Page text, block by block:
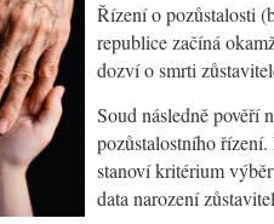
Řízení o pozůstalosti
republice začíná
dozví o smrti
Soud následně pověří
pozůstalostního
stanoví kritérium
data narození